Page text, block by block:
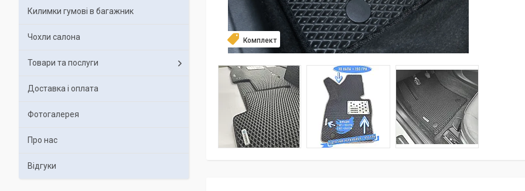
Комплект
Килимки гумові в багажник
Чохли салона
Товари та послуги
Доставка і оплата
Фотогалерея
Про нас
Відгуки